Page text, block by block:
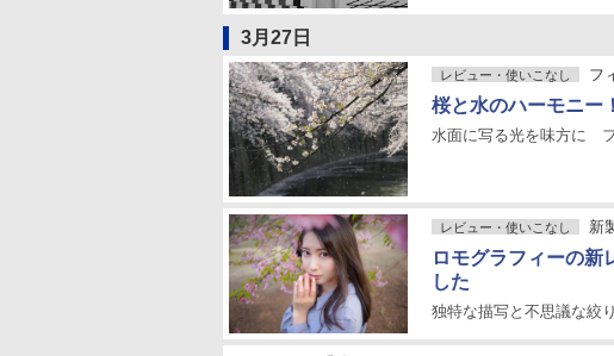
3月27日
レビュー・使いこなし フ
桜と水のハーモニー
水面に写る光を味方に
レビュー・使いこなし 新
ロモグラフィーの
した
独特な描写と不思議な絞